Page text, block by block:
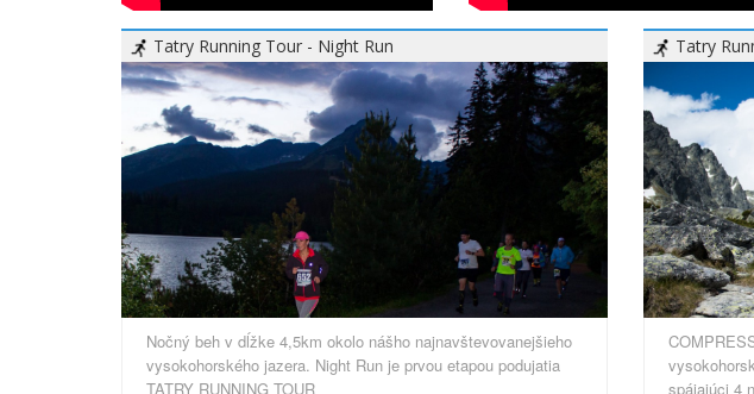
Tatry Running Tour - Night Run
Nočný beh v dĺžke 4,5km okolo nášho najnavštevovanejšieho
vysokohorského jazera. Night Run je prvou etapou podujatia
TATRY RUNNING TOUR
Tatry
spájajúci 4